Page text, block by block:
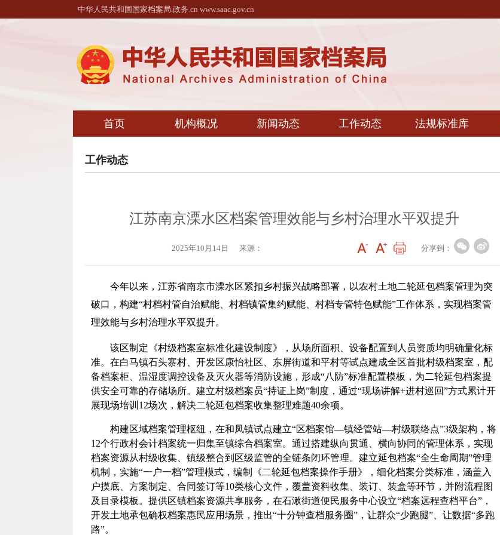
中华人民共和国国家档案局.政务.cn www.saac.gov.cn
首页 机构概况 新闻动态 工作动态 法规标准库
工作动态
江苏南京溧水区档案管理效能与乡村治理水平双提升
2025年10月14日 来源： 分享到：
今年以来，江苏省南京市溧水区紧扣乡村振兴战略部署，以农村土地二轮延包档案管理为突
破口，构建“村档村管自治赋能、村档镇管集约赋能、村档专管特色赋能”工作体系，实现档案管
理效能与乡村治理水平双提升。
该区制定《村级档案室标准化建设制度》，从场所面积、设备配置到人员资质均明确量化标
准。在白马镇石头寨村、开发区康怡社区、东屏街道和平村等试点建成全区首批村级档案室，配
备档案柜、温湿度调控设备及灭火器等消防设施，形成“八防”标准配置模板，为二轮延包档案提
供安全可靠的存储场所。建立村级档案员“持证上岗”制度，通过“现场讲解+进村巡回”方式累计开
展现场培训12场次，解决二轮延包档案收集整理难题40余项。
构建区域档案管理枢纽，在和凤镇试点建立“区档案馆—镇经管站—村级联络点”3级架构，将
12个行政村会计档案统一归集至镇综合档案室。通过搭建纵向贯通、横向协同的管理体系，实现
档案资源从村级收集、镇级整合到区级监管的全链条闭环管理。建立延包档案“全生命周期”管理
机制，实施“一户一档”管理模式，编制《二轮延包档案操作手册》，细化档案分类标准，涵盖入
户摸底、方案制定、合同签订等10类核心文件，覆盖资料收集、装订、装盒等环节，并附流程图
及目录模板。提供区镇档案资源共享服务，在石湫街道便民服务中心设立“档案远程查档平台”，
开发土地承包确权档案惠民应用场景，推出“十分钟查档服务圈”，让群众“少跑腿”、让数据“多跑
路”。